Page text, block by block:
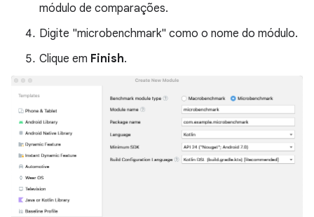
módulo de comparações.
Digite "microbenchmark" como o nome do módulo.
Clique em Finish.